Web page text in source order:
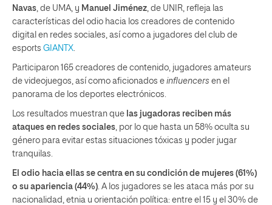
Navas , de UMA, y Manuel Jiménez , de UNIR, refleja las
características del odio hacia los creadores de contenido
digital en redes sociales, así como a jugadores del club de
esports GIANTX
Participaron 165 creadores de contenido, jugadores amateurs
de videojuegos, así como aficionados e influencers en el
panorama de los deportes electrónicos.
Los resultados muestran que las jugadoras reciben más
ataques en redes sociales , por lo que hasta un 58% oculta su
género para evitar estas situaciones tóxicas y poder jugar
tranquilas.
El odio hacia ellas se centra en su condición de mujeres (61%)
o su apariencia (44%) . A los jugadores se les ataca más por su
nacionalidad, etnia u orientación política: entre el 15 y el 30% de